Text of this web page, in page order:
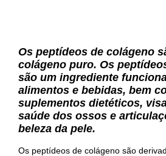
Os peptídeos de colágeno
colágeno puro. Os
são um ingrediente
alimentos e bebidas, bem
suplementos dietéticos,
saúde dos ossos e
beleza da pele.
Os peptídeos de colágeno são